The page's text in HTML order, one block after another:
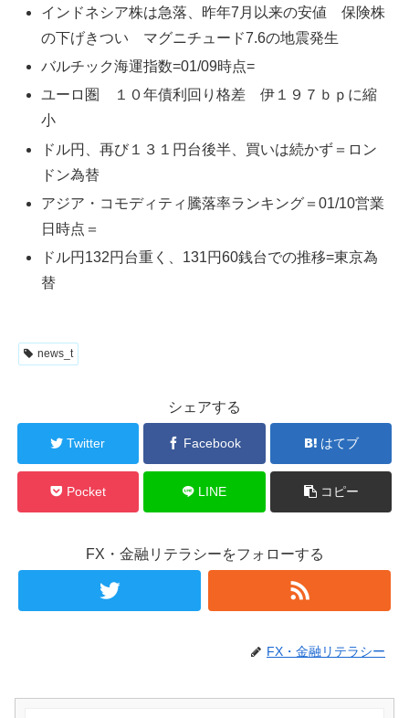
インドネシア株は急落、昨年7月以来の安値 保険株
の下げきつい マグニチュード7.6の地震発生
バルチック海運指数=01/09時点=
ユーロ圏 １０年債利回り格差 伊１９７ｂｐに縮
小
ドル円、再び１３１円台後半、買いは続かず＝ロン
ドン為替
アジア・コモディティ騰落率ランキング＝01/10営業
日時点＝
ドル円132円台重く、131円60銭台での推移=東京為
替
news_t
シェアする
Twitter Facebook はてブ
Pocket LINE コピー
FX・金融リテラシーをフォローする
FX・金融リテラシー